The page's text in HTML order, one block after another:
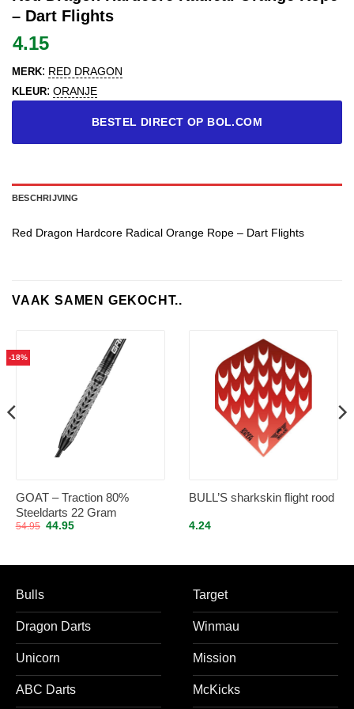
– Dart Flights
4.15
MERK: RED DRAGON
KLEUR: ORANJE
BESTEL DIRECT OP BOL.COM
BESCHRIJVING
Red Dragon Hardcore Radical Orange Rope – Dart Flights
VAAK SAMEN GEKOCHT..
-18%
GOAT – Traction 80%
Steeldarts 22 Gram
54.95 Oorspronkelijke
44.95Huidige
BULL’S sharkskin flight rood
4.24
Bulls
Dragon Darts
Unicorn
ABC Darts
Target
Winmau
Mission
McKicks